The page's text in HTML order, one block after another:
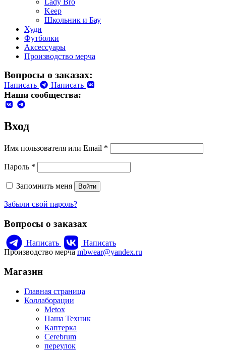
Lady Bro
Keep
Школьник и Бау
Худи
Футболки
Аксессуары
Производство мерча
Вопросы о заказах:
Написать Написать
Наши сообщества:
Вход
Имя пользователя или Email *
Пароль *
Запомнить меня Войти
Забыли свой пароль?
Вопросы о заказах
Написать
Написать
Производство мерча mbwear@yandex.ru
Магазин
Главная страница
Коллаборации
Metox
Паша Техник
Каптерка
Cerebrum
переулок